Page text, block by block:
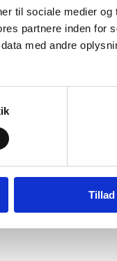
til sociale medier og
partnere inden for
med andre
Tillad